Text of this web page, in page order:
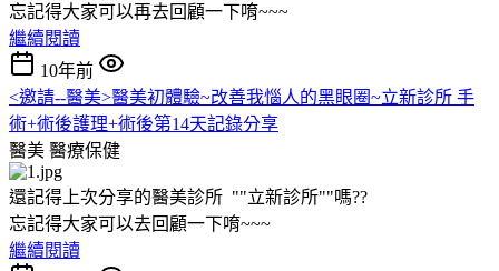
忘記得大家可以再去回顧一下唷~~~
繼續閱讀
10年前
<邀請--醫美>醫美初體驗~改善我惱人的黑眼圈~立新診所 手
術+術後護理+術後第14天記錄分享
醫美 醫療保健
還記得上次分享的醫美診所 ""立新診所""嗎??
忘記得大家可以去回顧一下唷~~~
繼續閱讀